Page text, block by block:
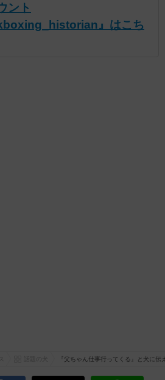
ント
』はこち
『父ちゃん仕事行ってくる』と犬に